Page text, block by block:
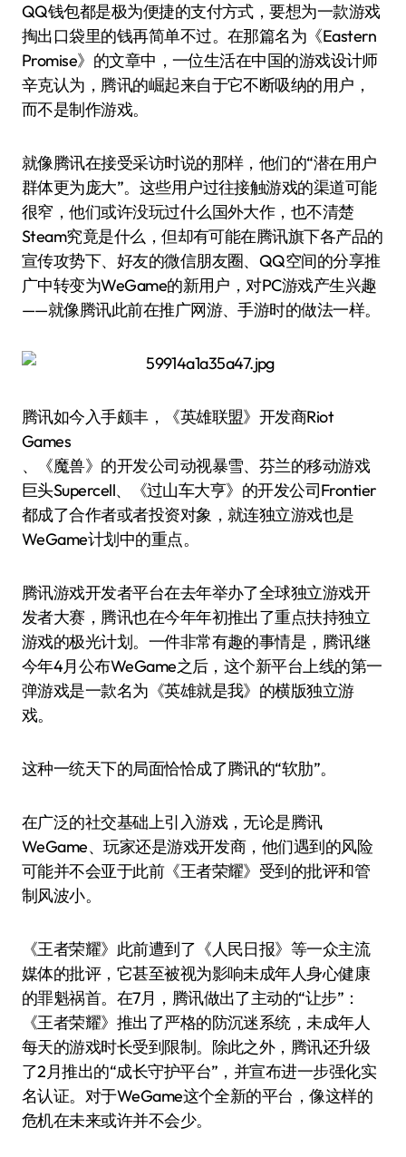
QQ钱包都是极为便捷的支付方式，要想为一款游戏
掏出口袋里的钱再简单不过。在那篇名为《Eastern
Promise》的文章中，一位生活在中国的游戏设计师
辛克认为，腾讯的崛起来自于它不断吸纳的用户，
而不是制作游戏。
就像腾讯在接受采访时说的那样，他们的“潜在用户
群体更为庞大”。这些用户过往接触游戏的渠道可能
很窄，他们或许没玩过什么国外大作，也不清楚
Steam究竟是什么，但却有可能在腾讯旗下各产品的
宣传攻势下、好友的微信朋友圈、QQ空间的分享推
广中转变为WeGame的新用户，对PC游戏产生兴趣
——就像腾讯此前在推广网游、手游时的做法一样。
腾讯如今入手颇丰，《英雄联盟》开发商Riot
Games
、《魔兽》的开发公司动视暴雪、芬兰的移动游戏
巨头Supercell、《过山车大亨》的开发公司Frontier
都成了合作者或者投资对象，就连独立游戏也是
WeGame计划中的重点。
腾讯游戏开发者平台在去年举办了全球独立游戏开
发者大赛，腾讯也在今年年初推出了重点扶持独立
游戏的极光计划。一件非常有趣的事情是，腾讯继
今年4月公布WeGame之后，这个新平台上线的第一
弹游戏是一款名为《英雄就是我》的横版独立游
戏。
这种一统天下的局面恰恰成了腾讯的“软肋”。
在广泛的社交基础上引入游戏，无论是腾讯
WeGame、玩家还是游戏开发商，他们遇到的风险
可能并不会亚于此前《王者荣耀》受到的批评和管
制风波小。
《王者荣耀》此前遭到了《人民日报》等一众主流
媒体的批评，它甚至被视为影响未成年人身心健康
的罪魁祸首。在7月，腾讯做出了主动的“让步”：
《王者荣耀》推出了严格的防沉迷系统，未成年人
每天的游戏时长受到限制。除此之外，腾讯还升级
了2月推出的“成长守护平台”，并宣布进一步强化实
名认证。对于WeGame这个全新的平台，像这样的
危机在未来或许并不会少。